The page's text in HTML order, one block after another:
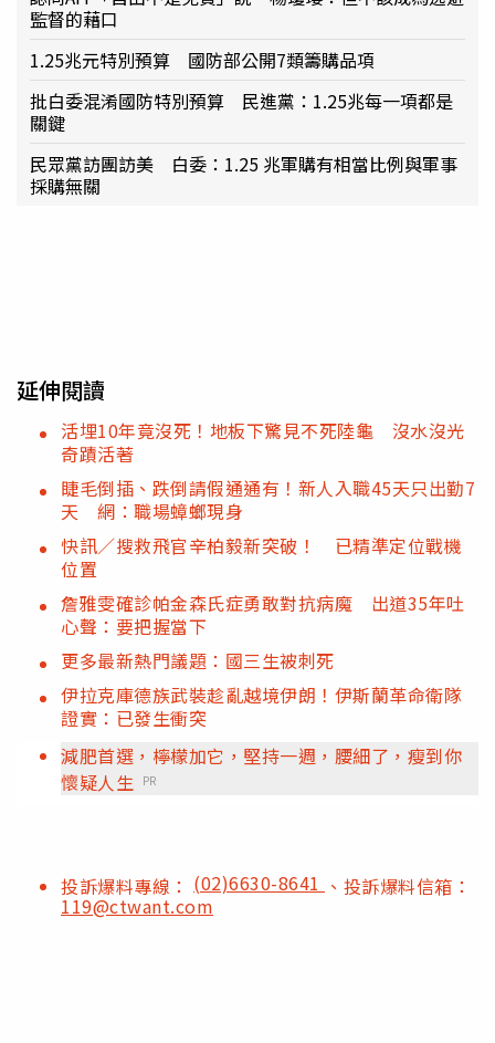
監督的藉口
1.25兆元特別預算 國防部公開7類籌購品項
批白委混淆國防特別預算 民進黨：1.25兆每一項都是
關鍵
民眾黨訪團訪美 白委：1.25 兆軍購有相當比例與軍事
採購無關
延伸閱讀
活埋10年竟沒死！地板下驚見不死陸龜 沒水沒光
奇蹟活著
睫毛倒插、跌倒請假通通有！新人入職45天只出勤7
天 網：職場蟑螂現身
快訊／搜救飛官辛柏毅新突破！ 已精準定位戰機
位置
詹雅雯確診帕金森氏症勇敢對抗病魔 出道35年吐
心聲：要把握當下
更多最新熱門議題：國三生被刺死
伊拉克庫德族武裝趁亂越境伊朗！伊斯蘭革命衛隊
證實：已發生衝突
減肥首選，檸檬加它，堅持一週，腰細了，瘦到你
懷疑人生 PR
投訴爆料專線： (02)6630-8641 、投訴爆料信箱：
119@ctwant.com